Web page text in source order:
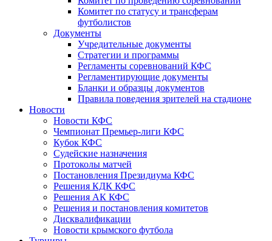
Комитет по статусу и трансферам
футболистов
Документы
Учредительные документы
Стратегии и программы
Регламенты соревнований КФС
Регламентирующие документы
Бланки и образцы документов
Правила поведения зрителей на стадионе
Новости
Новости КФС
Чемпионат Премьер-лиги КФС
Кубок КФС
Судейские назначения
Протоколы матчей
Постановления Президиума КФС
Решения КДК КФС
Решения АК КФС
Решения и постановления комитетов
Дисквалификации
Новости крымского футбола